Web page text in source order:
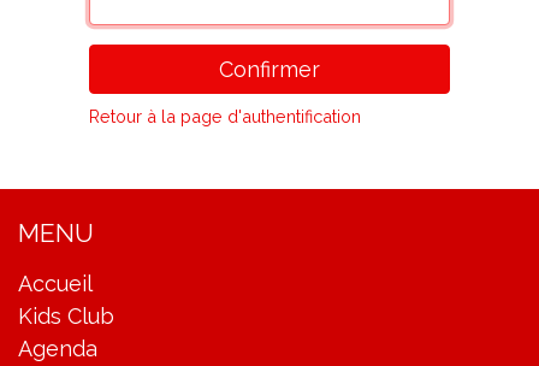
Confirmer
Retour à la page d'authentification
MENU
Accueil
Kids Club
Agenda